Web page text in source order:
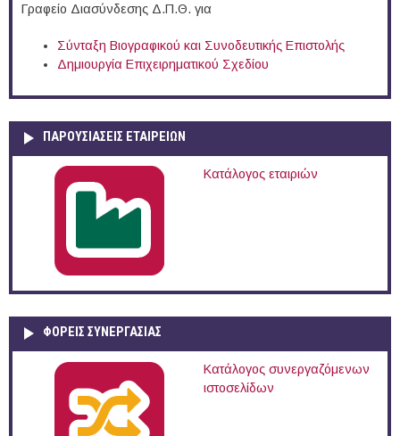
Γραφείο Διασύνδεσης Δ.Π.Θ. για
Σύνταξη Βιογραφικού και Συνοδευτικής Επιστολής
Δημιουργία Επιχειρηματικού Σχεδίου
ΠΑΡΟΥΣΙΆΣΕΙΣ ΕΤΑΙΡΕΙΏΝ
Κατάλογος εταιριών
ΦΟΡΕΙΣ ΣΥΝΕΡΓΑΣΙΑΣ
Κατάλογος συνεργαζόμενων
ιστοσελίδων